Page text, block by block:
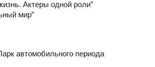
Актеры одной роли”
мир”
автомобильного периода